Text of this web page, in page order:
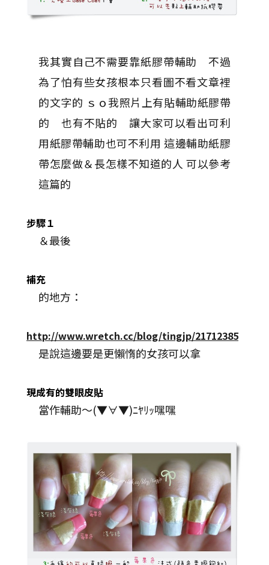
我其實自己不需要靠紙膠帶輔助 不過
為了怕有些女孩根本只看圖不看文章裡
的文字的 ｓｏ我照片上有貼輔助紙膠帶
的 也有不貼的 讓大家可以看出可利
用紙膠帶輔助也可不利用 這邊輔助紙膠
帶怎麼做＆長怎樣不知道的人 可以參考
這篇的
步驟１
＆最後
補充
的地方：
http://www.wretch.cc/blog/tingjp/21712385
是說這邊要是更懶惰的女孩可以拿
現成有的雙眼皮貼
當作輔助～(▼∀▼)ﾆﾔﾘｯ嘿嘿